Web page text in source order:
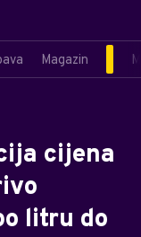
Magazin
cijena
litru do